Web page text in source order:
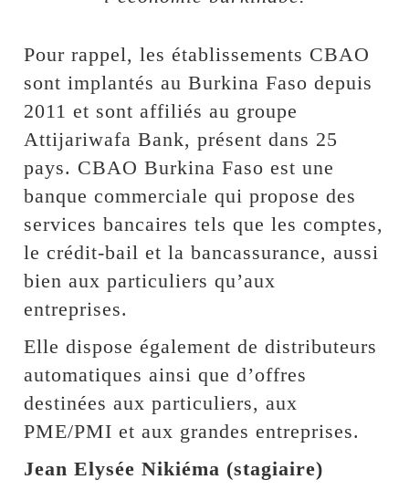
Pour rappel, les établissements CBAO
sont implantés au Burkina Faso depuis
2011 et sont affiliés au groupe
Attijariwafa Bank, présent dans 25
pays. CBAO Burkina Faso est une
banque commerciale qui propose des
services bancaires tels que les comptes,
le crédit-bail et la bancassurance, aussi
bien aux particuliers qu’aux
entreprises.
Elle dispose également de distributeurs
automatiques ainsi que d’offres
destinées aux particuliers, aux
PME/PMI et aux grandes entreprises.
Jean Elysée Nikiéma (stagiaire)